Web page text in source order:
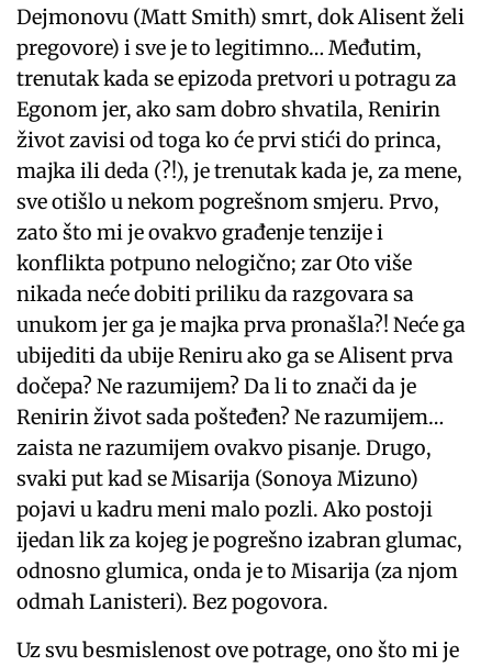
Dejmonovu (Matt Smith) smrt, dok Alisent želi
pregovore) i sve je to legitimno… Međutim,
trenutak kada se epizoda pretvori u potragu za
Egonom jer, ako sam dobro shvatila, Renirin
život zavisi od toga ko će prvi stići do princa,
majka ili deda (?!), je trenutak kada je, za mene,
sve otišlo u nekom pogrešnom smjeru. Prvo,
zato što mi je ovakvo građenje tenzije i
konflikta potpuno nelogično; zar Oto više
nikada neće dobiti priliku da razgovara sa
unukom jer ga je majka prva pronašla?! Neće ga
ubijediti da ubije Reniru ako ga se Alisent prva
dočepa? Ne razumijem? Da li to znači da je
Renirin život sada pošteđen? Ne razumijem…
zaista ne razumijem ovakvo pisanje. Drugo,
svaki put kad se Misarija (Sonoya Mizuno)
pojavi u kadru meni malo pozli. Ako postoji
ijedan lik za kojeg je pogrešno izabran glumac,
odnosno glumica, onda je to Misarija (za njom
odmah Lanisteri). Bez pogovora.
Uz svu besmislenost ove potrage, ono što mi je